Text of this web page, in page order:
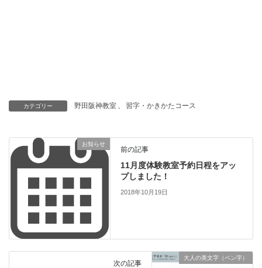
カテゴリー 野田阪神教室 、 習字・かきかたコース
お知らせ
前の記事
11月度体験教室予約日程をアッ
プしました！
2018年10月19日
大人の美文字（ペン字）
次の記事